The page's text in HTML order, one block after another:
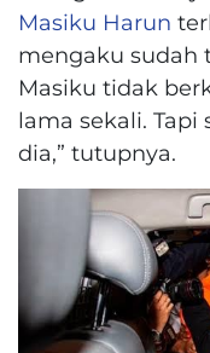
Masiku Harun
mengaku sudah
Masiku tidak
lama sekali.
dia,” tutupnya.